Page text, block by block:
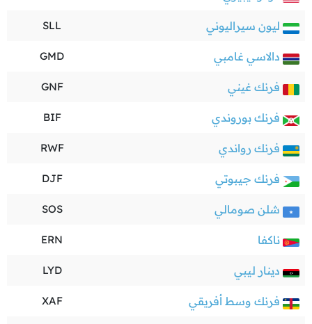
ليون سيراليوني SLL
دالاسي غامبي GMD
فرنك غيني GNF
فرنك بوروندي BIF
فرنك رواندي RWF
فرنك جيبوتي DJF
شلن صومالي SOS
ناكفا ERN
دينار ليبي LYD
فرنك وسط أفريقي XAF